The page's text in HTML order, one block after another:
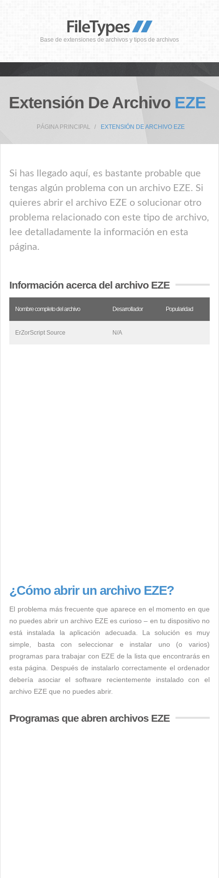
Base de extensiones de archivos y tipos de archivos
Extensión De Archivo EZE
PÁGINA PRINCIPAL EXTENSIÓN DE ARCHIVO EZE
Si has llegado aquí, es bastante probable que
tengas algún problema con un archivo EZE. Si
quieres abrir el archivo EZE o solucionar otro
problema relacionado con este tipo de archivo,
lee detalladamente la información en esta
página.
Información acerca del archivo EZE
Nombre completo del archivo Desarrollador Popularidad
ErZorScript Source N/A
¿Cómo abrir un archivo EZE?
El problema más frecuente que aparece en el momento en que
no puedes abrir un archivo EZE es curioso – en tu dispositivo no
está instalada la aplicación adecuada. La solución es muy
simple, basta con seleccionar e instalar uno (o varios)
programas para trabajar con EZE de la lista que encontrarás en
esta página. Después de instalarlo correctamente el ordenador
debería asociar el software recientemente instalado con el
archivo EZE que no puedes abrir.
Programas que abren archivos EZE